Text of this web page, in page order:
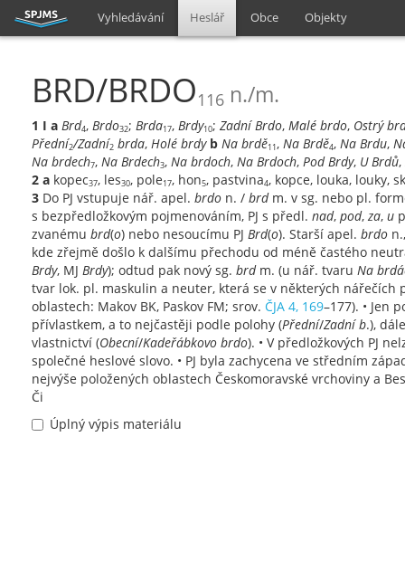
Vyhledávání Heslář Obce Objekty
BRD/BRDO116 n./m.
1 I a Brd4, Brdo32; Brda17, Brdy10; Zadní Brdo, Malé brdo, Ostrý
Přední2/Zadní2 brda, Holé brdy b Na brdě11, Na Brdě4, Na Brdu,
Na brdech7, Na Brdech3, Na brdoch, Na Brdoch, Pod Brdy, U Brdů,
2 a kopec37, les30, pole17, hon5, pastvina4, kopce, louka, louky,
3 Do PJ vstupuje nář. apel. brdo n. / brdm. v sg. nebo pl.
s bezpředložkovým pojmenováním, PJ s předl. nad, pod, za, u
zvanému brd(o) nebo nesoucímu PJ Brd(o). Starší apel. brdo
kde zřejmě došlo k dalšímu přechodu od méně častého
Brdy, MJ Brdy); odtud pak nový sg. brdm. (u nář. tvaru Na
tvar lok. pl. maskulin a neuter, která se v některých nářečích
oblastech: Makov BK, Paskov FM; srov. ČJA 4, 169–177). • Jen
přívlastkem, a to nejčastěji podle polohy (Přední/Zadní b.),
vlastnictví (Obecní/Kadeřábkovo brdo). • V předložkových PJ
společné heslové slovo. • PJ byla zachycena ve středním
nejvýše položených oblastech Českomoravské vrchoviny a
Či
Úplný výpis materiálu